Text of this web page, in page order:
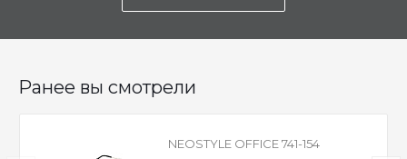
Ранее вы смотрели
NEOSTYLE OFFICE 741-154